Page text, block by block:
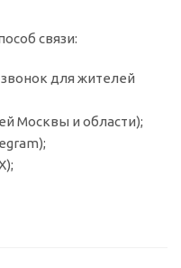
связи:
для жителей
Москвы и области);